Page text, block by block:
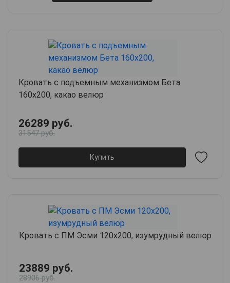
Кровать с подъемным механизмом Бета
160х200, какао велюр
26289 руб.
31547 руб.
Купить
Кровать с ПМ Эсми 120х200, изумрудный велюр
23889 руб.
28906 руб.